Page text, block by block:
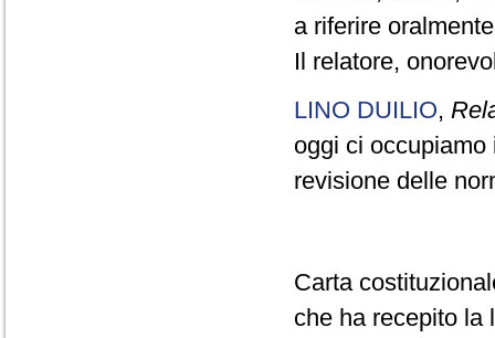
a riferire
Il relatore,
LINO DUILIO,
oggi ci
revisione delle
Carta
che ha recepito la